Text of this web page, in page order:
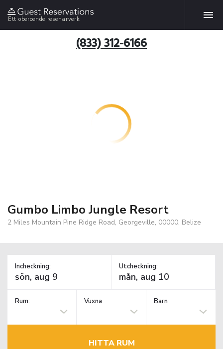
Ett oberoende resenärverk
(833) 312-6166
Gumbo Limbo Jungle Resort
2 Miles Mountain Pine Ridge Road, Georgeville, 00000, Belize
Incheckning: Utcheckning:
Rum: Vuxna Barn
HITTA RUM